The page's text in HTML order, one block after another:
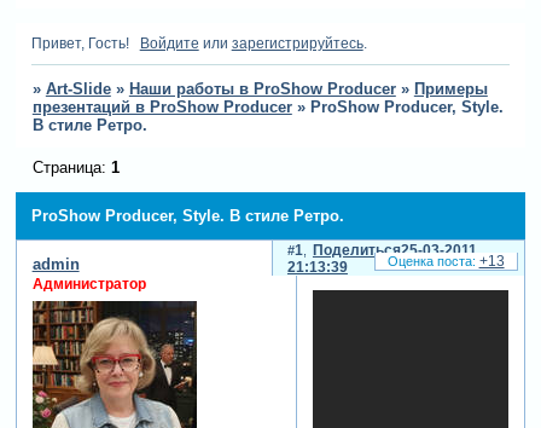
Привет, Гость! Войдите или зарегистрируйтесь.
» Art-Slide » Наши работы в ProShow Producer » Примеры
презентаций в ProShow Producer » ProShow Producer, Style.
В стиле Ретро.
ProShow Producer, Style. В стиле Ретро.
Страница: 1
Поделиться
1
25-03-2011
21:13:39
admin
Администратор
+13